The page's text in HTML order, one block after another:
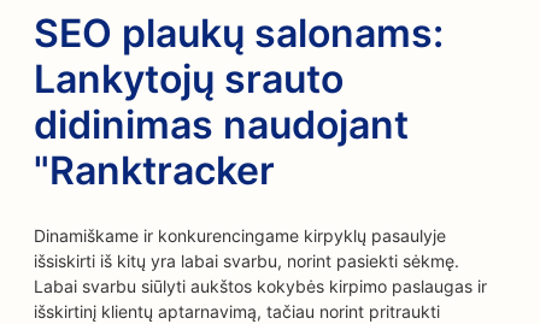
SEO plaukų salonams:
Lankytojų srauto
didinimas naudojant
"Ranktracker
Dinamiškame ir konkurencingame kirpyklų pasaulyje
išsiskirti iš kitų yra labai svarbu, norint pasiekti sėkmę.
Labai svarbu siūlyti aukštos kokybės kirpimo paslaugas ir
išskirtinį klientų aptarnavimą, tačiau norint pritraukti